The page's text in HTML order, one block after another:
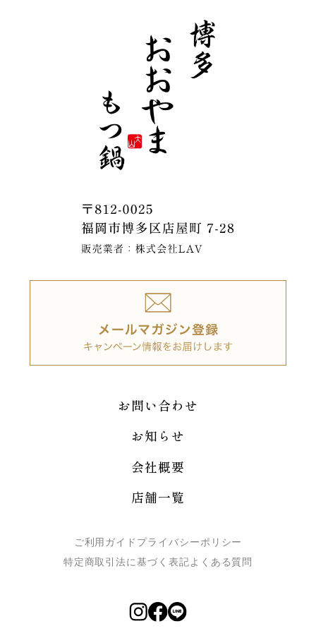
お問い合わせ
お知らせ
会社概要
店舗一覧
ご利用ガイド プライバシーポリシー
特定商取引法に基づく表記よくある質問